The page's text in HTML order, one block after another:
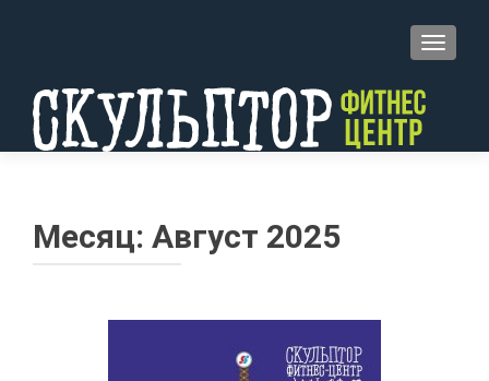
Месяц: Август 2025